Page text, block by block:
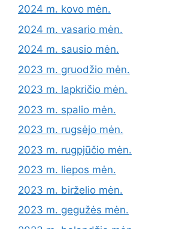
2024 m. kovo mėn.
2024 m. vasario mėn.
2024 m. sausio mėn.
2023 m. gruodžio mėn.
2023 m. lapkričio mėn.
2023 m. spalio mėn.
2023 m. rugsėjo mėn.
2023 m. rugpjūčio mėn.
2023 m. liepos mėn.
2023 m. birželio mėn.
2023 m. gegužės mėn.